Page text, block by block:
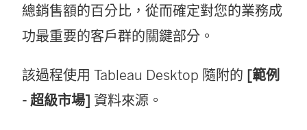
總銷售額的百分比，從而確定對您的業務成
功最重要的客戶群的關鍵部分。
該過程使用 Tableau Desktop 隨附的 [範例
- 超級市場] 資料來源。